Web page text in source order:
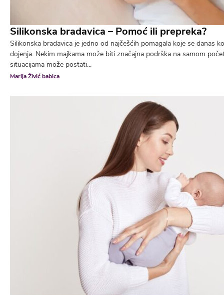
Silikonska bradavica – Pomoć ili prepreka?
Silikonska bradavica je jedno od najčešćih pomagala koje se danas
dojenja. Nekim majkama može biti značajna podrška na samom
situacijama može postati...
Marija Živić babica